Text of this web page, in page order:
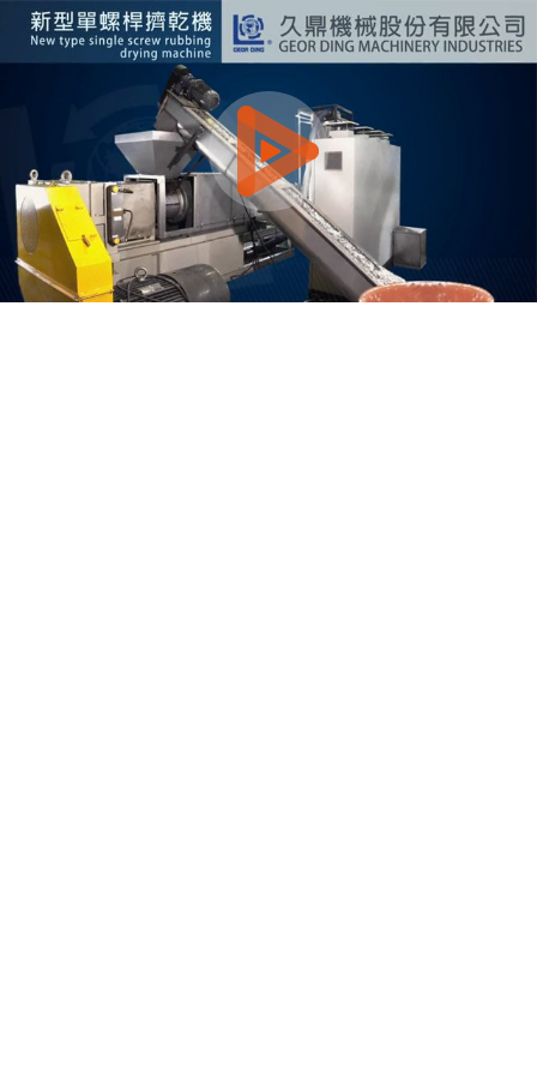
0:00 / 2:17